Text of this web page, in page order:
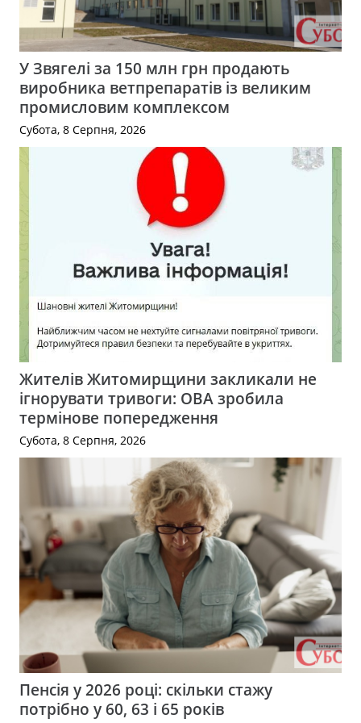
У Звягелі за 150 млн грн продають
виробника ветпрепаратів із великим
промисловим комплексом
Субота, 8 Серпня, 2026
Жителів Житомирщини закликали не
ігнорувати тривоги: ОВА зробила
термінове попередження
Субота, 8 Серпня, 2026
Пенсія у 2026 році: скільки стажу
потрібно у 60, 63 і 65 років